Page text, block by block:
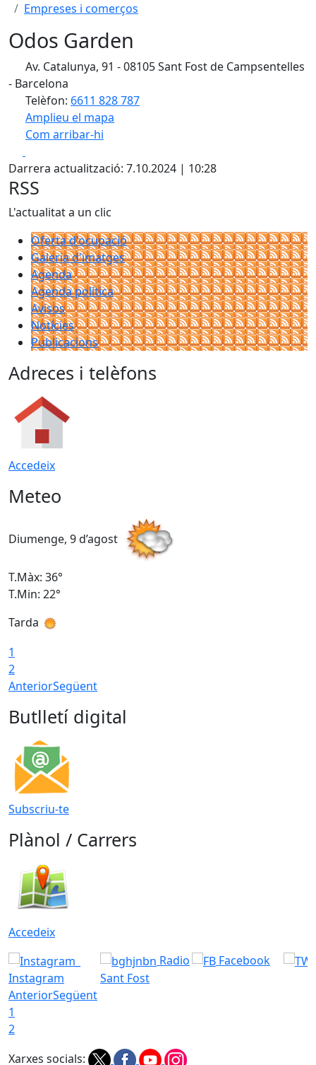
Empreses i comerços
Odos Garden
Av. Catalunya, 91 - 08105 Sant Fost de Campsentelles
- Barcelona
Telèfon: 6611 828 787
Amplieu el mapa
Com arribar-hi
+
−
Darrera actualització: 7.10.2024 | 10:28
RSS
L'actualitat a un clic
Oferta d'ocupació
Galeria d'imatges
Agenda
Agenda política
Avisos
Notícies
Publicacions
Adreces i telèfons
Accedeix
Meteo
Diumenge, 9 d’agost
T.Màx: 36°
T.Min: 22°
Tarda
1
2
AnteriorSegüent
Butlletí digital
Subscriu-te
Plànol / Carrers
Accedeix
Instagram
Radio
Sant Fost
Facebook
AnteriorSegüent
1
2
Xarxes socials: